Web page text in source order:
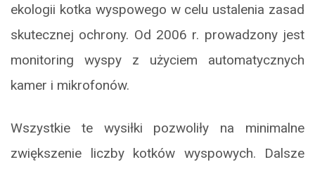
ekologii kotka wyspowego w celu ustalenia zasad
skutecznej ochrony. Od 2006 r. prowadzony jest
monitoring wyspy z użyciem automatycznych
kamer i mikrofonów.
Wszystkie te wysiłki pozwoliły na minimalne
zwiększenie liczby kotków wyspowych. Dalsze